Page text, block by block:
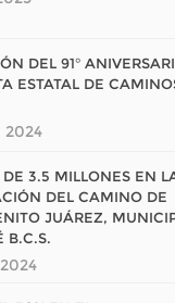
DEL 91°
ESTATAL DE
2024
3.5 MILLONES EN
DEL CAMINO DE
JUÁREZ,
B.C.S.